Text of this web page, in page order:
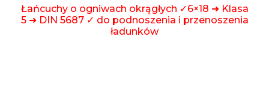
Łańcuchy o ogniwach okrągłych ✓6×18 ➜ Klasa
5 ➜ DIN 5687 ✓ do podnoszenia i przenoszenia
ładunków